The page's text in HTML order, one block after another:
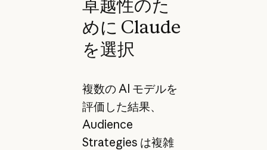
卓越性のた
めに Claude
を選択
複数の AI モデルを
評価した結果、
Audience
Strategies は複雑